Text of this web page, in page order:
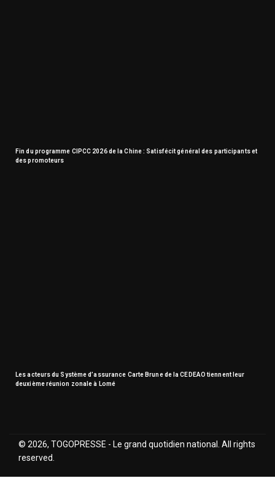
Fin du programme CIPCC 2026 de la Chine : Satisfécit général des participants et
des promoteurs
Les acteurs du Système d’assurance Carte Brune de la CEDEAO tiennent leur
deuxième réunion zonale à Lomé
© 2026, TOGOPRESSE - Le grand quotidien national. All rights
reserved.